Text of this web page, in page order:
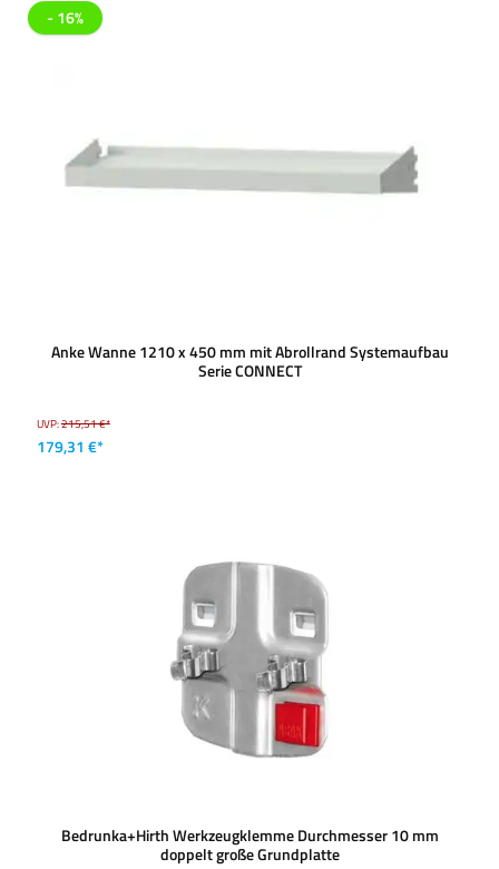
- 16%
Anke Wanne 1210 x 450 mm mit Abrollrand Systemaufbau
Serie CONNECT
UVP:215,51 €*
179,31 €*
Bedrunka+Hirth Werkzeugklemme Durchmesser 10 mm
doppelt große Grundplatte